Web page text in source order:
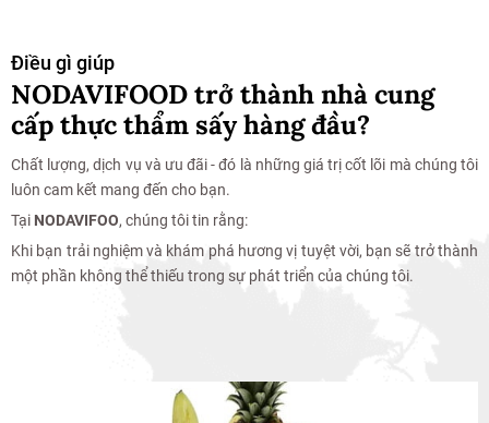
Điều gì giúp
NODAVIFOOD trở thành nhà cung
cấp thực thẩm sấy hàng đầu?
Chất lượng, dịch vụ và ưu đãi - đó là những giá trị cốt lõi mà chúng tôi
luôn cam kết mang đến cho bạn.
Tại NODAVIFOO, chúng tôi tin rằng:
Khi bạn trải nghiệm và khám phá hương vị tuyệt vời, bạn sẽ trở thành
một phần không thể thiếu trong sự phát triển của chúng tôi.